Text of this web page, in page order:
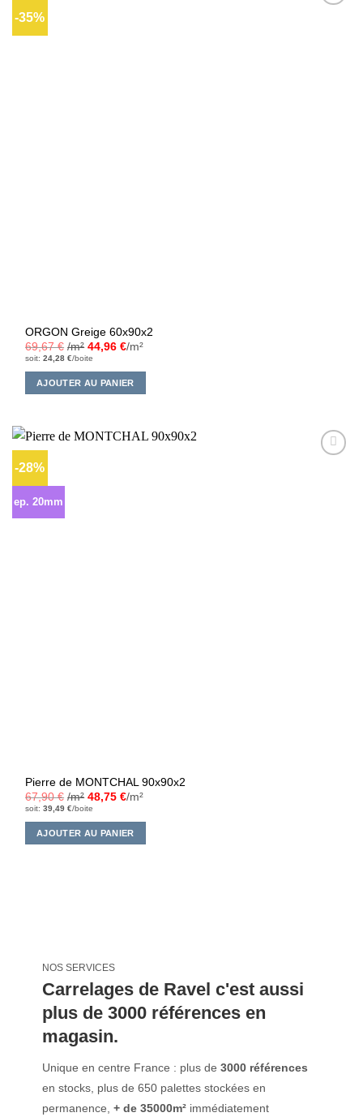
-35%
ORGON Greige 60x90x2
69,67€ /m² 44,96€/m²
soit:24,28€/boite
AJOUTER AU PANIER
-28%
ep. 20mm
Pierre de MONTCHAL 90x90x2
67,90€ /m² 48,75€/m²
soit:39,49€/boite
AJOUTER AU PANIER
NOS SERVICES
Carrelages de Ravel c'est aussi
plus de 3000 références en
magasin.
Unique en centre France : plus de3000 références
en stocks, plus de 650 palettes stockées en
permanence,+ de 35000m² immédiatement